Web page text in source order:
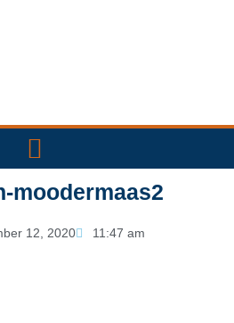
moodermaas2
12, 2020
11:47 am